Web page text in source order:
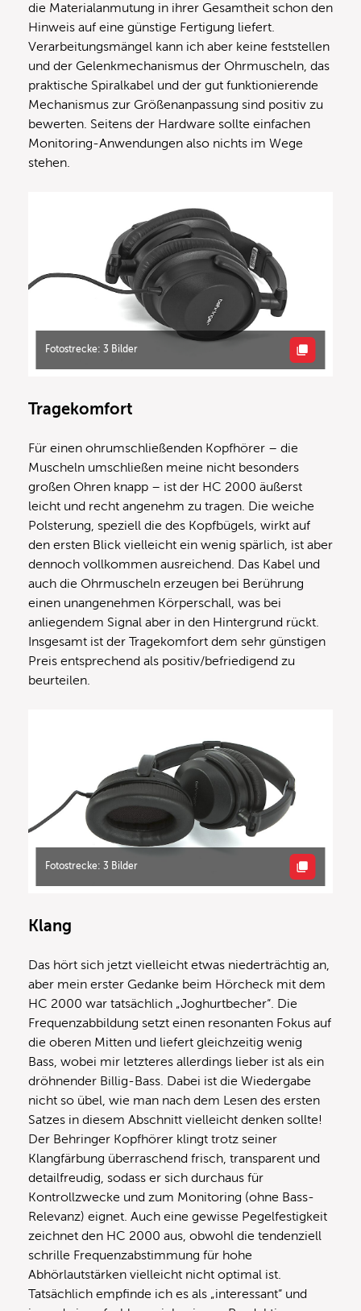
die Materialanmutung in ihrer Gesamtheit schon den
Hinweis auf eine günstige Fertigung liefert.
Verarbeitungsmängel kann ich aber keine feststellen
und der Gelenkmechanismus der Ohrmuscheln, das
praktische Spiralkabel und der gut funktionierende
Mechanismus zur Größenanpassung sind positiv zu
bewerten. Seitens der Hardware sollte einfachen
Monitoring-Anwendungen also nichts im Wege
stehen.
Fotostrecke: 3 Bilder
Tragekomfort
Für einen ohrumschließenden Kopfhörer – die
Muscheln umschließen meine nicht besonders
großen Ohren knapp – ist der HC 2000 äußerst
leicht und recht angenehm zu tragen. Die weiche
Polsterung, speziell die des Kopfbügels, wirkt auf
den ersten Blick vielleicht ein wenig spärlich, ist aber
dennoch vollkommen ausreichend. Das Kabel und
auch die Ohrmuscheln erzeugen bei Berührung
einen unangenehmen Körperschall, was bei
anliegendem Signal aber in den Hintergrund rückt.
Insgesamt ist der Tragekomfort dem sehr günstigen
Preis entsprechend als positiv/befriedigend zu
beurteilen.
Fotostrecke: 3 Bilder
Klang
Das hört sich jetzt vielleicht etwas niederträchtig an,
aber mein erster Gedanke beim Hörcheck mit dem
HC 2000 war tatsächlich „Joghurtbecher“. Die
Frequenzabbildung setzt einen resonanten Fokus auf
die oberen Mitten und liefert gleichzeitig wenig
Bass, wobei mir letzteres allerdings lieber ist als ein
dröhnender Billig-Bass. Dabei ist die Wiedergabe
nicht so übel, wie man nach dem Lesen des ersten
Satzes in diesem Abschnitt vielleicht denken sollte!
Der Behringer Kopfhörer klingt trotz seiner
Klangfärbung überraschend frisch, transparent und
detailfreudig, sodass er sich durchaus für
Kontrollzwecke und zum Monitoring (ohne Bass-
Relevanz) eignet. Auch eine gewisse Pegelfestigkeit
zeichnet den HC 2000 aus, obwohl die tendenziell
schrille Frequenzabstimmung für hohe
Abhörlautstärken vielleicht nicht optimal ist.
Tatsächlich empfinde ich es als „interessant“ und